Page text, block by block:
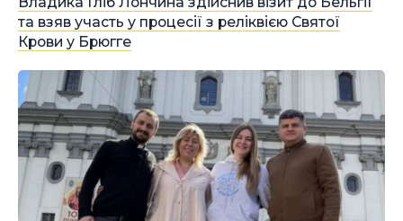
та взяв участь у процесії з реліквією Святої
Крови у Брюгге